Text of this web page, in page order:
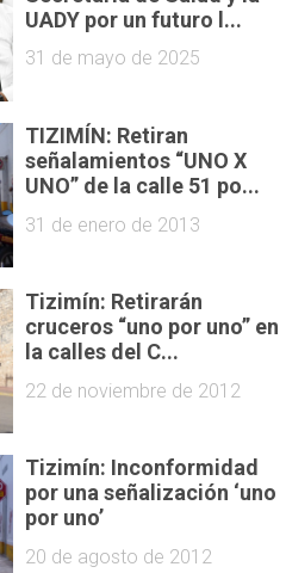
UADY por un futuro l...
31 de mayo de 2025
TIZIMÍN: Retiran
señalamientos “UNO X
UNO” de la calle 51 po...
31 de enero de 2013
Tizimín: Retirarán
cruceros “uno por uno” en
la calles del C...
22 de noviembre de 2012
Tizimín: Inconformidad
por una señalización ‘uno
por uno’
20 de agosto de 2012